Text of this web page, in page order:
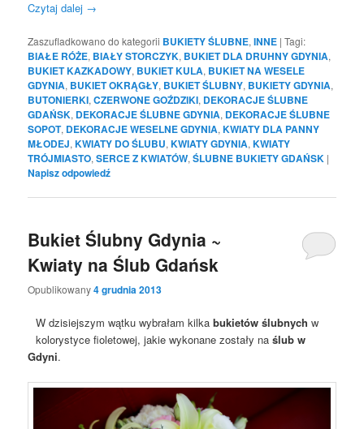
Czytaj dalej →
Zaszufladkowano do kategorii BUKIETY ŚLUBNE,INNE |Tagi:
BIAŁE RÓŻE, BIAŁY STORCZYK, BUKIET DLA DRUHNY GDYNIA,
BUKIET KAZKADOWY, BUKIET KULA, BUKIET NA WESELE
GDYNIA, BUKIET OKRĄGŁY, BUKIET ŚLUBNY, BUKIETY GDYNIA,
BUTONIERKI,CZERWONE GOŹDZIKI, DEKORACJE ŚLUBNE
GDAŃSK, DEKORACJE ŚLUBNE GDYNIA, DEKORACJE ŚLUBNE
SOPOT, DEKORACJE WESELNE GDYNIA,KWIATY DLA PANNY
MŁODEJ,KWIATY DO ŚLUBU,KWIATY GDYNIA,KWIATY
TRÓJMIASTO,SERCE Z KWIATÓW,ŚLUBNE BUKIETY GDAŃSK |
Napisz odpowiedź
Bukiet Ślubny Gdynia ~
Kwiaty na Ślub Gdańsk
Opublikowany4 grudnia 2013
W dzisiejszym wątku wybrałam kilkabukietów ślubnych w
kolorystyce fioletowej, jakie wykonane zostały naślub w
Gdyni.